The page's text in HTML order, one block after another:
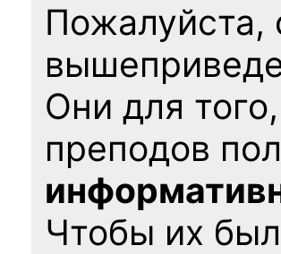
Пожалуйста,
Они для
преподов
Чтобы их